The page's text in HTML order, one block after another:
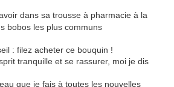
dans sa trousse à pharmacie à la
bobos les plus communs
: filez acheter ce bouquin !
tranquille et se rassurer, moi je dis
que je fais à toutes les nouvelles